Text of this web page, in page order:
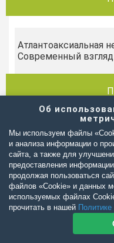
Атлантоаксиальная
Современный
Бурсит или гигрома/
Внутрисуставные
Об
Мы используем файлы
и анализа информации о
сайта, а также для
предоставления
продолжая пользоваться
файлов «Cookie» и данных
используемых файлах
прочитать в нашей